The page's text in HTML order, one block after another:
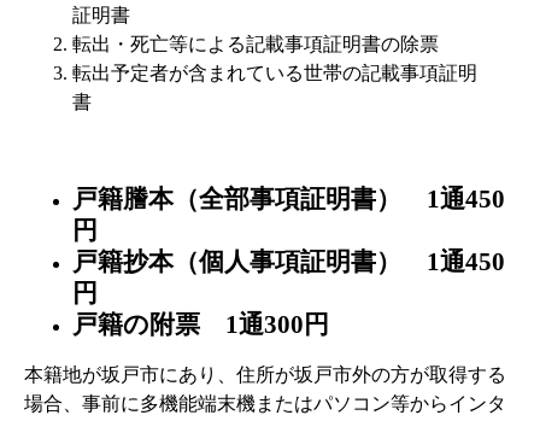
証明書
転出・死亡等による記載事項証明書の除票
転出予定者が含まれている世帯の記載事項証明
書
戸籍謄本（全部事項証明書） 1通450
円
戸籍抄本（個人事項証明書） 1通450
円
戸籍の附票 1通300円
本籍地が坂戸市にあり、住所が坂戸市外の方が取得する
場合、事前に多機能端末機またはパソコン等からインタ